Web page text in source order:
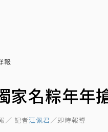
報
家名粽年年
／ 記者江佩君／即時報導